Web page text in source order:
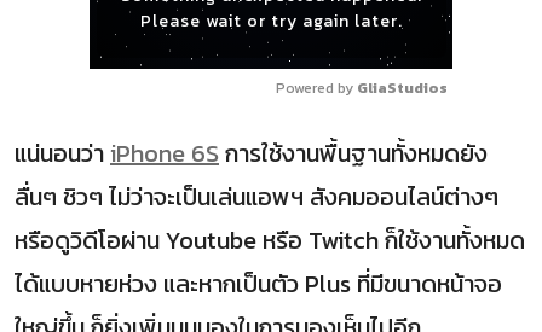
Please wait or try again later.
Powered by GliaStudios
แน่นอนว่าiPhone 6Sการใช้งานพื้นฐานทั้งหมดยัง
ลื่นๆ ชิวๆ ไม่ว่าจะเป็นเล่นแอพฯ สังคมออนไลน์ต่างๆ
หรือดูวิดีโอผ่าน Youtube หรือ Twitch ก็ใช้งานทั้งหมด
ได้แบบหายห่วง และหากเป็นตัว Plus ที่มีขนาดหน้าจอ